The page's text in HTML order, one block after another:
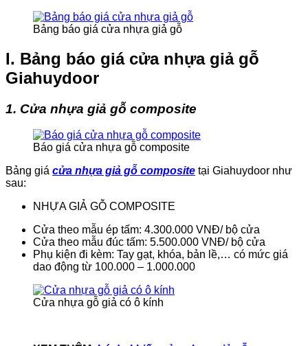
Bảng báo giá cửa nhựa giả gỗ
I. Bảng báo giá cửa nhựa giả gỗ
Giahuydoor
1. Cửa nhựa giả gỗ composite
Báo giá cửa nhựa gỗ composite
Bảng giá cửa nhựa giả gỗ composite tại Giahuydoor như
sau:
NHỰA GIẢ GỖ COMPOSITE
Cửa theo mẫu ép tấm: 4.300.000 VNĐ/ bộ cửa
Cửa theo mẫu đúc tấm: 5.500.000 VNĐ/ bộ cửa
Phụ kiện đi kèm: Tay gạt, khóa, bản lề,… có mức giá
dao động từ 100.000 – 1.000.000
Cửa nhựa gỗ giả có ô kính